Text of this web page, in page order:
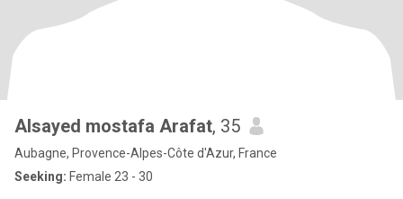
Alsayed mostafa Arafat, 35
Aubagne, Provence-Alpes-Côte d'Azur, France
Seeking: Female 23 - 30